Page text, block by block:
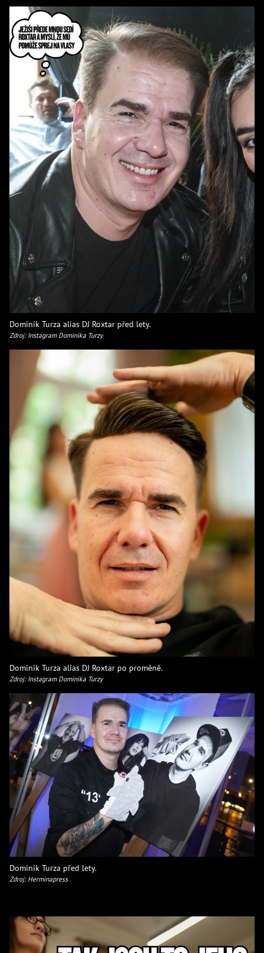
Dominik Turza alias DJ Roxtar před lety.
Zdroj: Instagram Dominika Turzy
Dominik Turza alias DJ Roxtar po proměně.
Zdroj: Instagram Dominika Turzy
Dominik Turza před lety.
Zdroj: Herminapress